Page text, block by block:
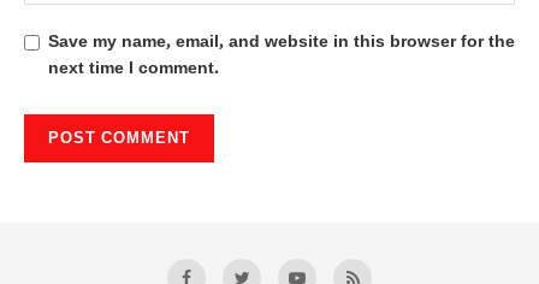
Save my name, email, and website in this browser for the
next time I comment.